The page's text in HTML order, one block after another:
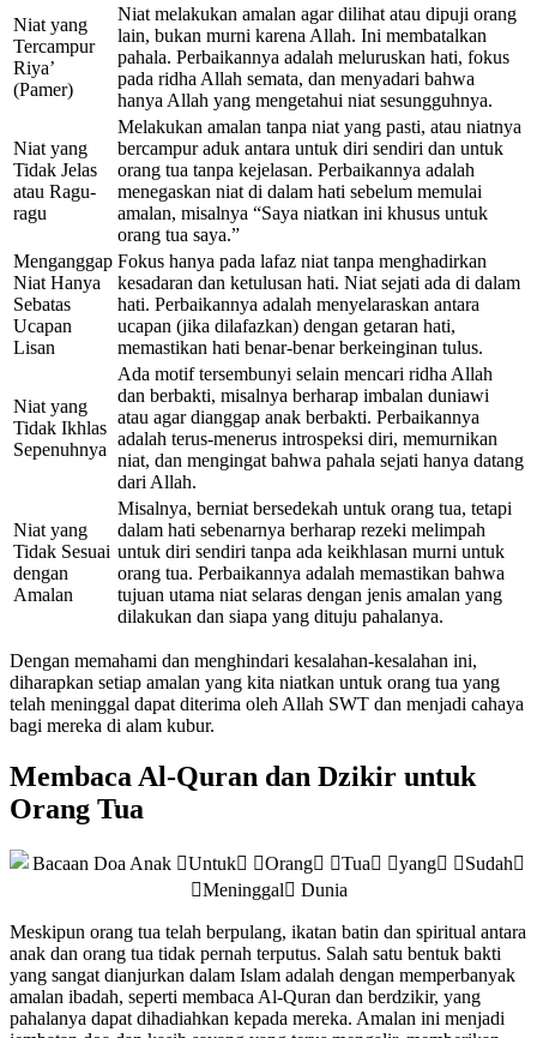
Niat yang
Tercampur
Riya’
(Pamer)
Niat melakukan amalan agar dilihat atau dipuji orang
lain, bukan murni karena Allah. Ini membatalkan
pahala. Perbaikannya adalah meluruskan hati, fokus
pada ridha Allah semata, dan menyadari bahwa
hanya Allah yang mengetahui niat sesungguhnya.
Niat yang
Tidak Jelas
atau Ragu-
ragu
Melakukan amalan tanpa niat yang pasti, atau niatnya
bercampur aduk antara untuk diri sendiri dan untuk
orang tua tanpa kejelasan. Perbaikannya adalah
menegaskan niat di dalam hati sebelum memulai
amalan, misalnya “Saya niatkan ini khusus untuk
orang tua saya.”
Menganggap
Niat Hanya
Sebatas
Ucapan
Lisan
Fokus hanya pada lafaz niat tanpa menghadirkan
kesadaran dan ketulusan hati. Niat sejati ada di dalam
hati. Perbaikannya adalah menyelaraskan antara
ucapan (jika dilafazkan) dengan getaran hati,
memastikan hati benar-benar berkeinginan tulus.
Niat yang
Tidak Ikhlas
Sepenuhnya
Ada motif tersembunyi selain mencari ridha Allah
dan berbakti, misalnya berharap imbalan duniawi
atau agar dianggap anak berbakti. Perbaikannya
adalah terus-menerus introspeksi diri, memurnikan
niat, dan mengingat bahwa pahala sejati hanya datang
dari Allah.
Niat yang
Tidak Sesuai
dengan
Amalan
Misalnya, berniat bersedekah untuk orang tua, tetapi
dalam hati sebenarnya berharap rezeki melimpah
untuk diri sendiri tanpa ada keikhlasan murni untuk
orang tua. Perbaikannya adalah memastikan bahwa
tujuan utama niat selaras dengan jenis amalan yang
dilakukan dan siapa yang dituju pahalanya.
Dengan memahami dan menghindari kesalahan-kesalahan ini,
diharapkan setiap amalan yang kita niatkan untuk orang tua yang
telah meninggal dapat diterima oleh Allah SWT dan menjadi cahaya
bagi mereka di alam kubur.
Membaca Al-Quran dan Dzikir untuk
Orang Tua
Meskipun orang tua telah berpulang, ikatan batin dan spiritual antara
anak dan orang tua tidak pernah terputus. Salah satu bentuk bakti
yang sangat dianjurkan dalam Islam adalah dengan memperbanyak
amalan ibadah, seperti membaca Al-Quran dan berdzikir, yang
pahalanya dapat dihadiahkan kepada mereka. Amalan ini menjadi